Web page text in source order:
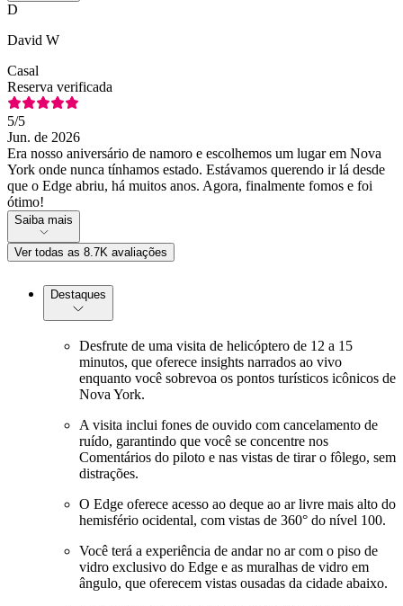
D
David W
Casal
Reserva verificada
5/5
Jun. de 2026
Era nosso aniversário de namoro e escolhemos um lugar em Nova
York onde nunca tínhamos estado. Estávamos querendo ir lá desde
que o Edge abriu, há muitos anos. Agora, finalmente fomos e foi
ótimo!
Saiba mais
Ver todas as 8.7K avaliações
Destaques
Desfrute de uma visita de helicóptero de 12 a 15
minutos, que oferece insights narrados ao vivo
enquanto você sobrevoa os pontos turísticos icônicos de
Nova York.
A visita inclui fones de ouvido com cancelamento de
ruído, garantindo que você se concentre nos
Comentários do piloto e nas vistas de tirar o fôlego, sem
distrações.
O Edge oferece acesso ao deque ao ar livre mais alto do
hemisfério ocidental, com vistas de 360° do nível 100.
Você terá a experiência de andar no ar com o piso de
vidro exclusivo do Edge e as muralhas de vidro em
ângulo, que oferecem vistas ousadas da cidade abaixo.